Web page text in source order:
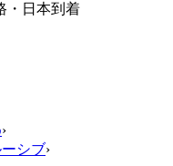
・日本到着
›
シブ›